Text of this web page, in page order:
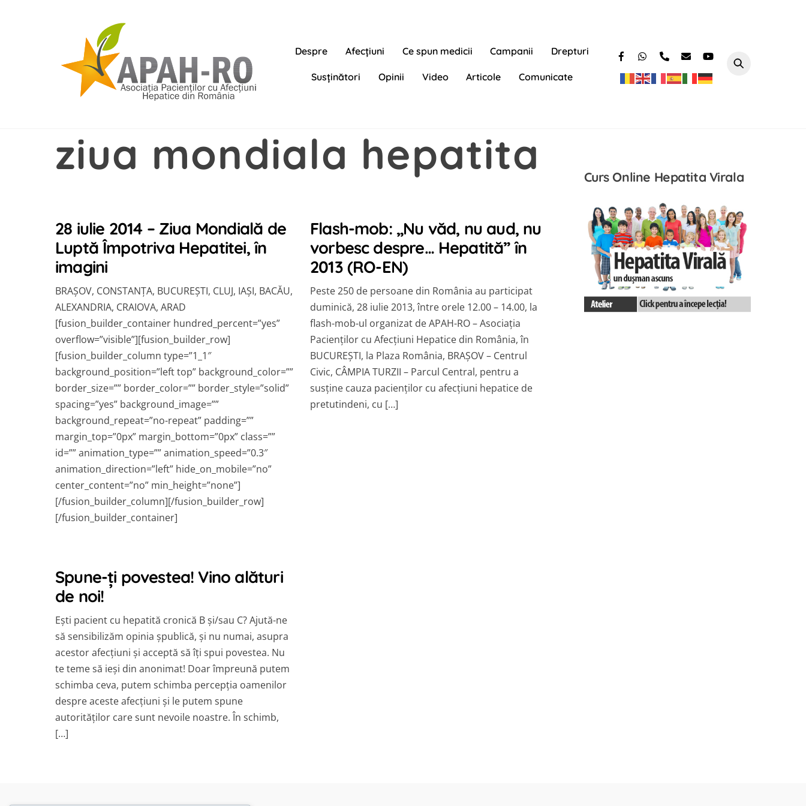
Despre Afecțiuni Ce spun medicii Campanii Drepturi
Susținători Opinii Video Articole Comunicate
ziua mondiala hepatita
28 iulie 2014 – Ziua Mondială de
Luptă Împotriva Hepatitei, în
imagini
BRAȘOV, CONSTANȚA, BUCUREȘTI, CLUJ, IAȘI, BACĂU,
ALEXANDRIA, CRAIOVA, ARAD
[fusion_builder_container hundred_percent=”yes”
overflow=”visible”][fusion_builder_row]
[fusion_builder_column type=”1_1″
background_position=”left top” background_color=””
border_size=”” border_color=”” border_style=”solid”
spacing=”yes” background_image=””
background_repeat=”no-repeat” padding=””
margin_top=”0px” margin_bottom=”0px” class=””
id=”” animation_type=”” animation_speed=”0.3″
animation_direction=”left” hide_on_mobile=”no”
center_content=”no” min_height=”none”]
[/fusion_builder_column][/fusion_builder_row]
[/fusion_builder_container]
Flash-mob: „Nu văd, nu aud, nu
vorbesc despre… Hepatită” în
2013 (RO-EN)
Peste 250 de persoane din România au participat
duminică, 28 iulie 2013, între orele 12.00 – 14.00, la
flash-mob-ul organizat de APAH-RO – Asociaţia
Pacienţilor cu Afecţiuni Hepatice din România, în
BUCUREŞTI, la Plaza România, BRAŞOV – Centrul
Civic, CÂMPIA TURZII – Parcul Central, pentru a
susţine cauza pacienţilor cu afecţiuni hepatice de
pretutindeni, cu […]
Spune-ți povestea! Vino alături
de noi!
Ești pacient cu hepatită cronică B și/sau C? Ajută-ne
să sensibilizăm opinia șpublică, și nu numai, asupra
acestor afecțiuni și acceptă să îți spui povestea. Nu
te teme să ieși din anonimat! Doar împreună putem
schimba ceva, putem schimba percepția oamenilor
despre aceste afecțiuni și le putem spune
autorităților care sunt nevoile noastre. În schimb,
[…]
Curs Online Hepatita Virala